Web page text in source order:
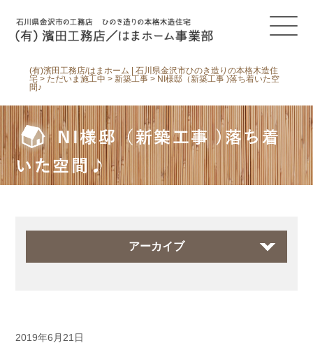
(有)濱田工務店/はまホーム | 石川県金沢市ひのき造りの本格木造住
宅 >ただいま施工中 > 新築工事 > NI様邸（新築工事 )落ち着いた空
間♪
NI様邸（新築工事 )落ち着
いた空間♪
アーカイブ
2019年6月21日